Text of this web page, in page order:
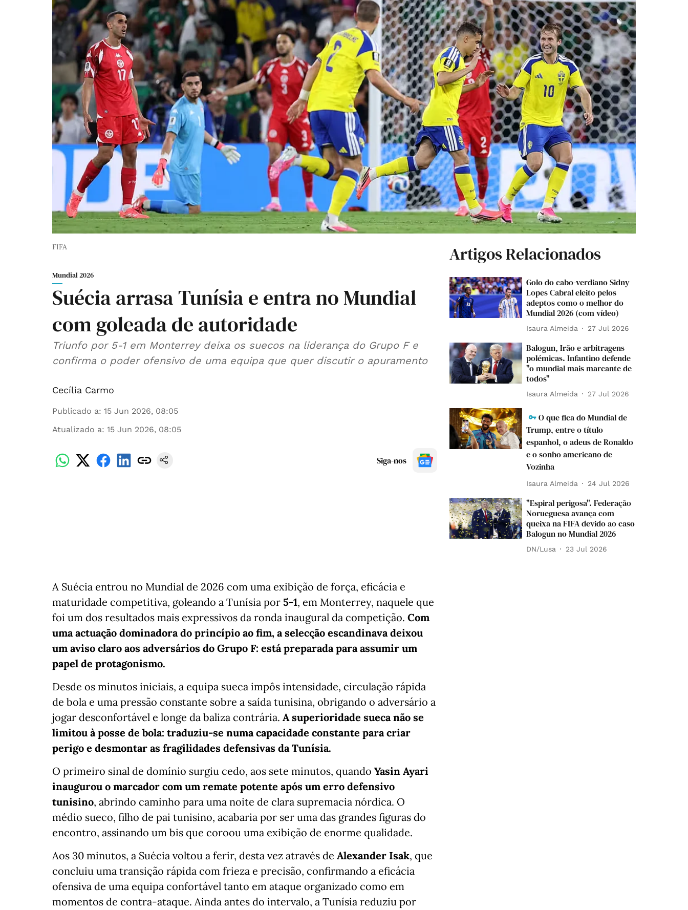
FIFA
Mundial 2026
Suécia arrasa Tunísia e entra no Mundial
com goleada de autoridade
Triunfo por 5-1 em Monterrey deixa os suecos na liderança do Grupo F e
confirma o poder ofensivo de uma equipa que quer discutir o apuramento
Cecília Carmo
Publicado a: 15 Jun 2026, 08:05
Atualizado a: 15 Jun 2026, 08:05
Siga-nos
A Suécia entrou no Mundial de 2026 com uma exibição de força, eficácia e
maturidade competitiva, goleando a Tunísia por 5-1, em Monterrey, naquele que
foi um dos resultados mais expressivos da ronda inaugural da competição. Com
uma actuação dominadora do princípio ao fim, a selecção escandinava deixou
um aviso claro aos adversários do Grupo F: está preparada para assumir um
papel de protagonismo.
Desde os minutos iniciais, a equipa sueca impôs intensidade, circulação rápida
de bola e uma pressão constante sobre a saída tunisina, obrigando o adversário a
jogar desconfortável e longe da baliza contrária. A superioridade sueca não se
limitou à posse de bola: traduziu-se numa capacidade constante para criar
perigo e desmontar as fragilidades defensivas da Tunísia.
O primeiro sinal de domínio surgiu cedo, aos sete minutos, quando Yasin Ayari
inaugurou o marcador com um remate potente após um erro defensivo
tunisino, abrindo caminho para uma noite de clara supremacia nórdica. O
médio sueco, filho de pai tunisino, acabaria por ser uma das grandes figuras do
encontro, assinando um bis que coroou uma exibição de enorme qualidade.
Aos 30 minutos, a Suécia voltou a ferir, desta vez através de Alexander Isak, que
concluiu uma transição rápida com frieza e precisão, confirmando a eficácia
ofensiva de uma equipa confortável tanto em ataque organizado como em
momentos de contra-ataque. Ainda antes do intervalo, a Tunísia reduziu por
Artigos Relacionados
Golo do cabo-verdiano Sidny
Lopes Cabral eleito pelos
adeptos como o melhor do
Mundial 2026 (com vídeo)
Isaura Almeida 27 Jul 2026
Balogun, Irão e arbitragens
polémicas. Infantino defende
"o mundial mais marcante de
todos"
Isaura Almeida 27 Jul 2026
O que fica do Mundial de
Trump, entre o título
espanhol, o adeus de Ronaldo
e o sonho americano de
Vozinha
Isaura Almeida 24 Jul 2026
"Espiral perigosa". Federação
Norueguesa avança com
queixa na FIFA devido ao caso
Balogun no Mundial 2026
DN/Lusa 23 Jul 2026